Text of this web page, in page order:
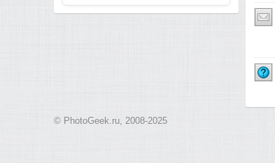
© PhotoGeek.ru, 2008-2025